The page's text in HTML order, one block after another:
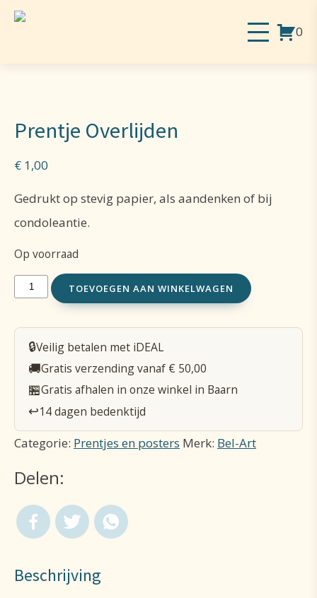
0
Prentje Overlijden
€ 1,00
Gedrukt op stevig papier, als aandenken of bij
condoleantie.
Op voorraad
Prentje
Overlijden
aantal
TOEVOEGEN AAN WINKELWAGEN
🔒Veilig betalen met iDEAL
🚚Gratis verzending vanaf € 50,00
🏪Gratis afhalen in onze winkel in Baarn
↩️14 dagen bedenktijd
Categorie: Prentjes en posters Merk: Bel-Art
Delen:
Beschrijving